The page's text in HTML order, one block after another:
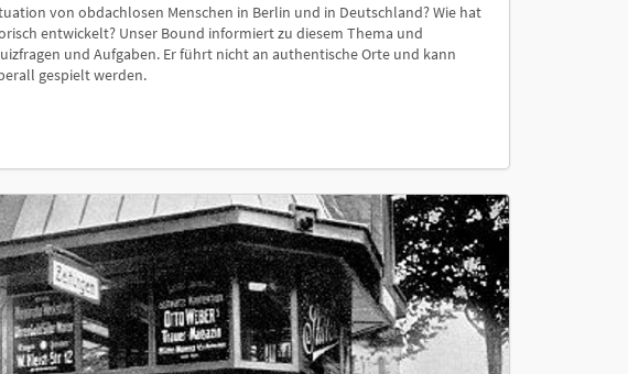
von obdachlosen Menschen in Berlin und in Deutschland? Wie hat
entwickelt? Unser Bound informiert zu diesem Thema und
und Aufgaben. Er führt nicht an authentische Orte und kann
gespielt werden.